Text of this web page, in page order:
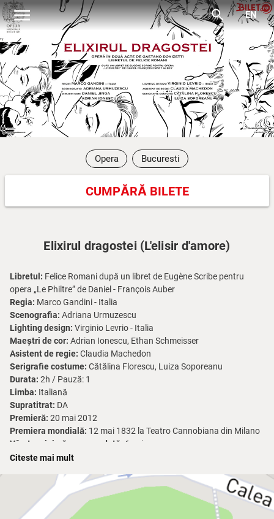
menu search EN
Opera Bucuresti
CUMPĂRĂ BILETE
Elixirul dragostei (L'elisir d'amore)
Libretul: Felice Romani după un libret de Eugène Scribe pentru
opera „Le Philtre” de Daniel - François Auber
Regia: Marco Gandini - Italia
Scenografia: Adriana Urmuzescu
Lighting design: Virginio Levrio - Italia
Maeștri de cor: Adrian Ionescu, Ethan Schmeisser
Asistent de regie: Claudia Machedon
Serigrafie costume: Cătălina Florescu, Luiza Soporeanu
Durata: 2h / Pauză: 1
Limba: Italiană
Supratitrat: DA
Premieră: 20 mai 2012
Premiera mondială: 12 mai 1832 la Teatro Cannobiana din Milano
Vârsta minimă recomandată:
6 ani
Mihnea Ignat – invitat
Distribuție:
Citeste mai mult